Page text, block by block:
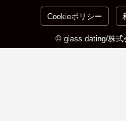
Cookieポリシー
© glass.dating/株式